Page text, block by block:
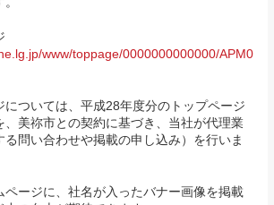
www/toppage/0000000000000/APM0
については、平成28年度分のトップページ
、美祢市との契約に基づき、当社が代理業
問い合わせや掲載の申し込み）を行いま
ページに、社名が入ったバナー画像を掲載